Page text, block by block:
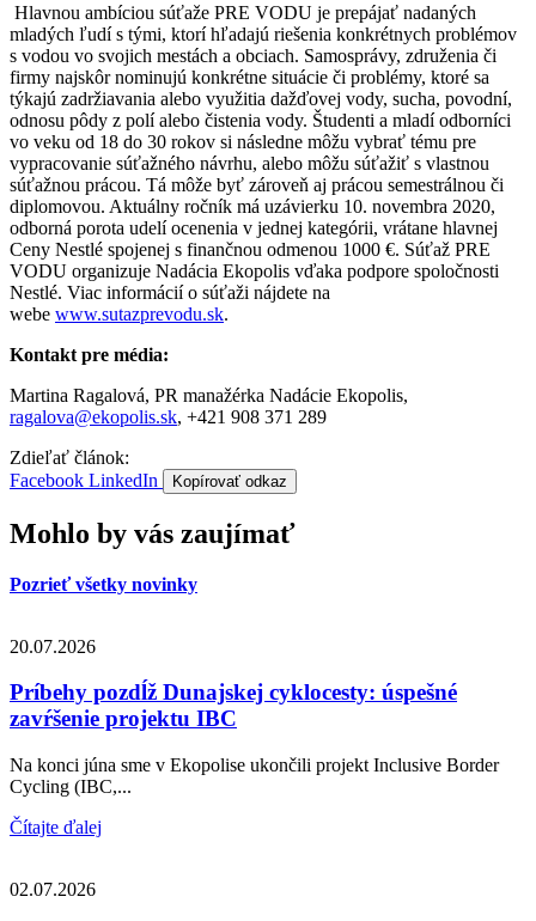
Hlavnou ambíciou súťaže PRE VODU je prepájať nadaných
mladých ľudí s tými, ktorí hľadajú riešenia konkrétnych problémov
s vodou vo svojich mestách a obciach. Samosprávy, združenia či
firmy najskôr nominujú konkrétne situácie či problémy, ktoré sa
týkajú zadržiavania alebo využitia dažďovej vody, sucha, povodní,
odnosu pôdy z polí alebo čistenia vody. Študenti a mladí odborníci
vo veku od 18 do 30 rokov si následne môžu vybrať tému pre
vypracovanie súťažného návrhu, alebo môžu súťažiť s vlastnou
súťažnou prácou. Tá môže byť zároveň aj prácou semestrálnou či
diplomovou. Aktuálny ročník má uzávierku 10. novembra 2020,
odborná porota udelí ocenenia v jednej kategórii, vrátane hlavnej
Ceny Nestlé spojenej s finančnou odmenou 1000 €. Súťaž PRE
VODU organizuje Nadácia Ekopolis vďaka podpore spoločnosti
Nestlé. Viac informácií o súťaži nájdete na
webe www.sutazprevodu.sk.
Kontakt pre média:
Martina Ragalová, PR manažérka Nadácie Ekopolis,
ragalova@ekopolis.sk, +421 908 371 289
Zdieľať článok:
Facebook LinkedIn Kopírovať odkaz
Mohlo by vás zaujímať
Pozrieť všetky novinky
20.07.2026
Príbehy pozdĺž Dunajskej cyklocesty: úspešné
zavŕšenie projektu IBC
Na konci júna sme v Ekopolise ukončili projekt Inclusive Border
Cycling (IBC,...
Čítajte ďalej
02.07.2026